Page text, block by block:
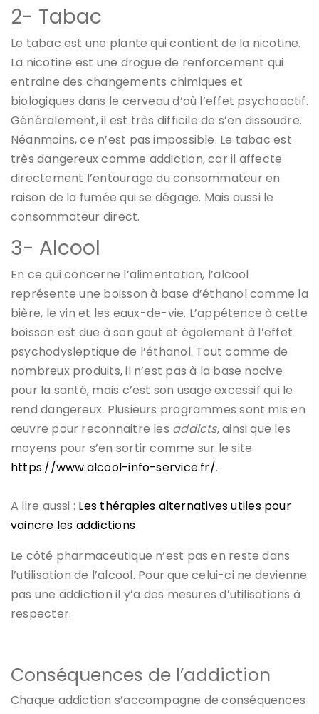
2- Tabac
Le tabac est une plante qui contient de la nicotine.
La nicotine est une drogue de renforcement qui
entraine des changements chimiques et
biologiques dans le cerveau d’où l’effet psychoactif.
Généralement, il est très difficile de s’en dissoudre.
Néanmoins, ce n’est pas impossible. Le tabac est
très dangereux comme addiction, car il affecte
directement l’entourage du consommateur en
raison de la fumée qui se dégage. Mais aussi le
consommateur direct.
3- Alcool
En ce qui concerne l’alimentation, l’alcool
représente une boisson à base d’éthanol comme la
bière, le vin et les eaux-de-vie. L’appétence à cette
boisson est due à son gout et également à l’effet
psychodysleptique de l’éthanol. Tout comme de
nombreux produits, il n’est pas à la base nocive
pour la santé, mais c’est son usage excessif qui le
rend dangereux. Plusieurs programmes sont mis en
œuvre pour reconnaitre les addicts, ainsi que les
moyens pour s’en sortir comme sur le site
https://www.alcool-info-service.fr/.
A lire aussi : Les thérapies alternatives utiles pour
vaincre les addictions
Le côté pharmaceutique n’est pas en reste dans
l’utilisation de l’alcool. Pour que celui-ci ne devienne
pas une addiction il y’a des mesures d’utilisations à
respecter.
Conséquences de l’addiction
Chaque addiction s’accompagne de conséquences